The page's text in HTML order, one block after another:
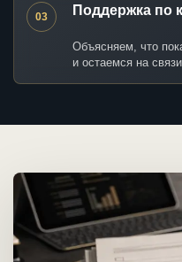
03 Поддержка по
Объясняем, что
и остаемся на